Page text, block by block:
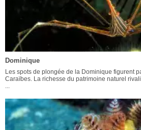
Dominique
Les spots de plongée de la Dominique figurent
Caraïbes. La richesse du patrimoine naturel